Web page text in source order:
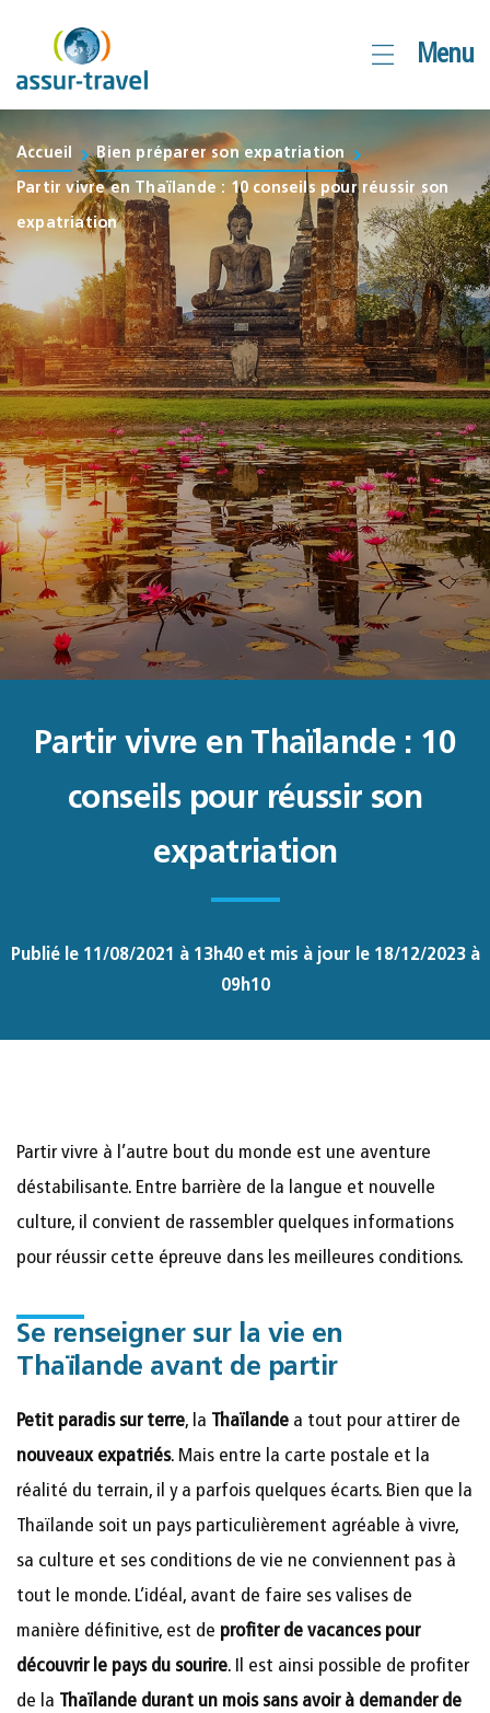
contenu
Menu
Accueil Bien préparer son expatriation
Partir vivre en Thaïlande : 10 conseils pour réussir son
expatriation
Partir vivre en Thaïlande : 10
conseils pour réussir son
expatriation
Publié le 11/08/2021 à 13h40 et mis à jour le 18/12/2023 à
09h10
Partir vivre à l’autre bout du monde est une aventure
déstabilisante. Entre barrière de la langue et nouvelle
culture, il convient de rassembler quelques informations
pour réussir cette épreuve dans les meilleures conditions.
Se renseigner sur la vie en
Thaïlande avant de partir
Petit paradis sur terre, la Thaïlande a tout pour attirer de
nouveaux expatriés. Mais entre la carte postale et la
réalité du terrain, il y a parfois quelques écarts. Bien que la
Thaïlande soit un pays particulièrement agréable à vivre,
sa culture et ses conditions de vie ne conviennent pas à
tout le monde. L’idéal, avant de faire ses valises de
manière définitive, est de profiter de vacances pour
découvrir le pays du sourire. Il est ainsi possible de profiter
de la Thaïlande durant un mois sans avoir à demander de